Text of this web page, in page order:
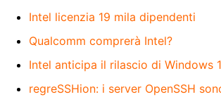
Intel licenzia 19 mila dipendenti
Qualcomm comprerà Intel?
Intel anticipa il rilascio di Windows
regreSSHion: i server OpenSSH